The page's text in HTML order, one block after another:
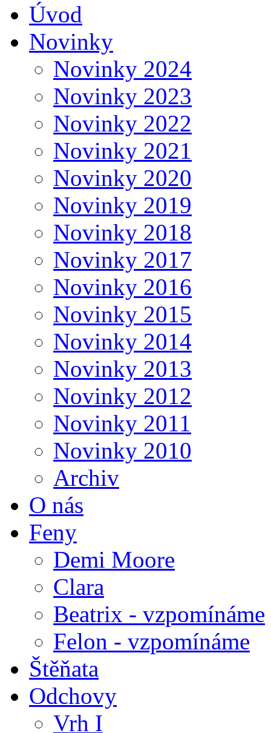
Úvod
Novinky
Novinky 2024
Novinky 2023
Novinky 2022
Novinky 2021
Novinky 2020
Novinky 2019
Novinky 2018
Novinky 2017
Novinky 2016
Novinky 2015
Novinky 2014
Novinky 2013
Novinky 2012
Novinky 2011
Novinky 2010
Archiv
O nás
Feny
Demi Moore
Clara
Beatrix - vzpomínáme
Felon - vzpomínáme
Štěňata
Odchovy
Vrh I